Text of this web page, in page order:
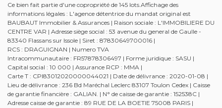
Ce bien fait partie d'une copropriété de 145 lots.Affichage des
informations légales : L'agence détentrice du mandat original est
BAUBAUT Immobilier & Assurances | Raison sociale : L'IMMOBILIERE DU
CENTRE VAR | Adresse siège social : 53 avenue du general de Gaulle -
83340 Flassans sur Issole | Siret : 87830649700016 |
RCS : DRAGUIGNAN | Numero TVA
Intracommunautaire : FR57878306497 | Forme juridique : SASU |
Capital social : 10 000 | Assurance RCP : MMA |
Carte T : CPI83012020000044021 | Date de délivrance : 2020-01-08 |
Lieu de délivrance : 236 Bd Maréchal Leclerc 83107 Toulon Cedex | Caisse
de garantie financière : GALIAN. | N° de caisse de garantie : 152538C |
Adresse caisse de garantie : 89 RUE DE LA BOETIE 75008 PARIS |